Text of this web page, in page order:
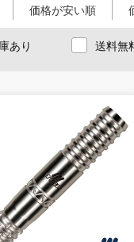
価格が安い順
あり 送料無